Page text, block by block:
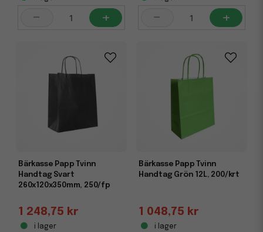
- + - +
Bärkasse Papp Tvinn
Handtag Svart
260x120x350mm, 250/fp
1 248,75 kr
i lager
Bärkasse Papp Tvinn
Handtag Grön 12L, 200/krt
1 048,75 kr
i lager